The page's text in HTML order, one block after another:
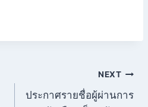
NEXT
ประกาศรายชื่อผู้ผ่านการ